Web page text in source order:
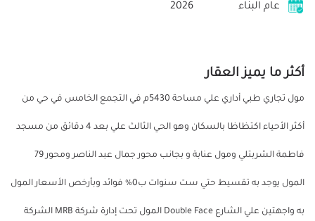
عام البناء 2026
أكثر ما يميز العقار
مول تجاري طبي أداري علي مساحة 5430م في التجمع الخامس في حي من
أكثر الأحياء اكتظاظا بالسكان وهو الحي الثالث علي بعد 4 دقائق من مسجد
فاطمة الشربتلي ومول عنابة و بجانب محور جمال عبد الناصر ومحور 79
المول يوجد به تقسيط حتي ست سنوات ب0% فوائد وبأرخص الأسعار المول
به واجهتين علي الشارع Double Face المول تحت إدارة شركة MRB الشركة